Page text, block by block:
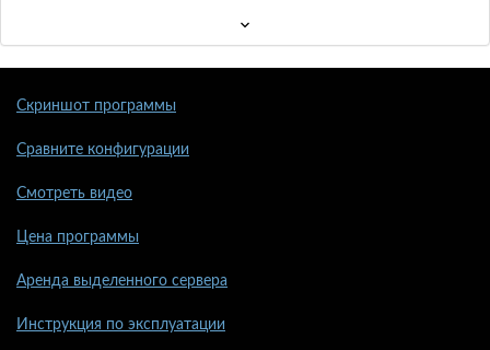
Скриншот программы
Сравните конфигурации
Смотреть видео
Цена программы
Аренда выделенного сервера
Инструкция по эксплуатации